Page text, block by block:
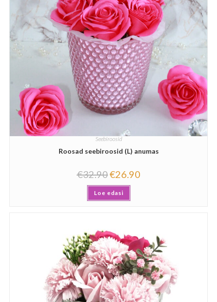
Seebiroosid
Roosad seebiroosid (L) anumas
€32.90€26.90
Loe edasi